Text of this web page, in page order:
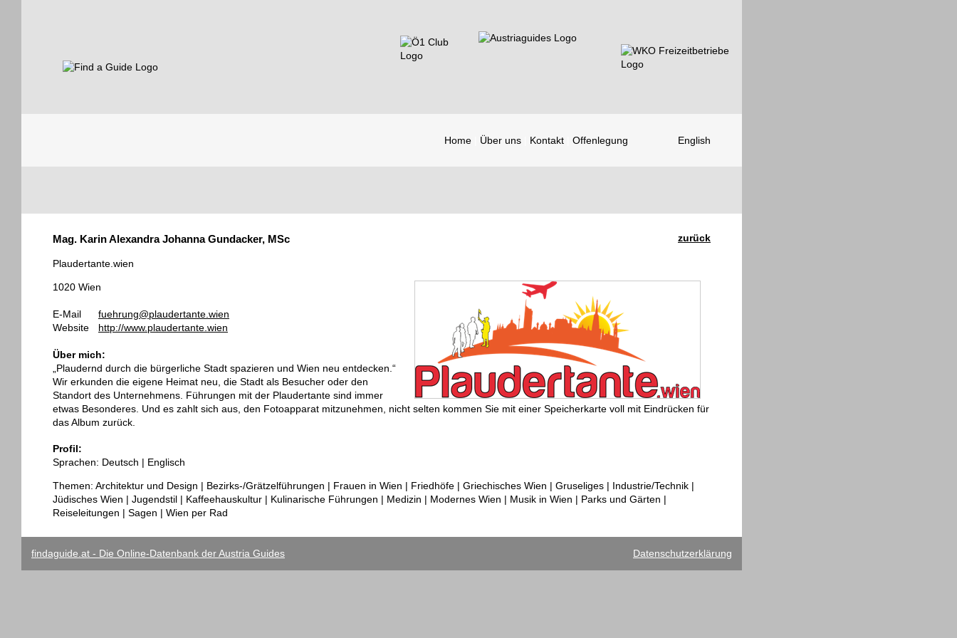
Home Über uns Kontakt Offenlegung English
Guides
zurück
Mag. Karin Alexandra Johanna Gundacker, MSc
Plaudertante.wien
1020 Wien
E-Mail
fuehrung@plaudertante.wien
Website
http://www.plaudertante.wien
Über mich:
„Plaudernd durch die bürgerliche Stadt spazieren und Wien neu entdecken.“
Wir erkunden die eigene Heimat neu, die Stadt als Besucher oder den
Standort des Unternehmens. Führungen mit der Plaudertante sind immer
etwas Besonderes. Und es zahlt sich aus, den Fotoapparat mitzunehmen, nicht selten kommen Sie mit einer Speicherkarte voll mit Eindrücken für
das Album zurück.
Profil:
Sprachen: Deutsch | Englisch
Themen: Architektur und Design | Bezirks-/Grätzelführungen | Frauen in Wien | Friedhöfe | Griechisches Wien | Gruseliges | Industrie/Technik |
Jüdisches Wien | Jugendstil | Kaffeehauskultur | Kulinarische Führungen | Medizin | Modernes Wien | Musik in Wien | Parks und Gärten |
Reiseleitungen | Sagen | Wien per Rad
findaguide.at - Die Online-Datenbank der Austria Guides Datenschutzerklärung